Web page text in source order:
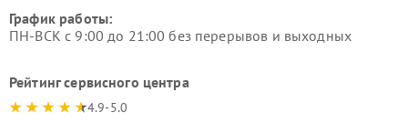
График работы:
ПН-ВСК с 9:00 до 21:00 без перерывов и выходных
Рейтинг сервисного центра
4.9-5.0